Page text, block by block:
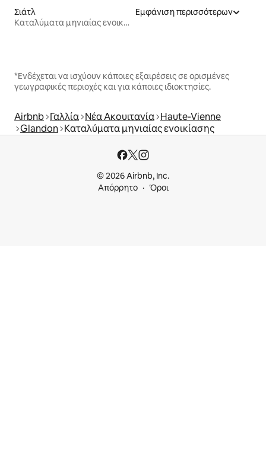
Σιάτλ
Καταλύματα μηνιαίας ενοικίασης
Εμφάνιση περισσότερων
*Ενδέχεται να ισχύουν κάποιες εξαιρέσεις σε ορισμένες
γεωγραφικές περιοχές και για κάποιες ιδιοκτησίες.
Airbnb Γαλλία Νέα Ακουιτανία Haute-Vienne
Glandon Καταλύματα μηνιαίας ενοικίασης
© 2026 Airbnb, Inc.
Απόρρητο
Όροι